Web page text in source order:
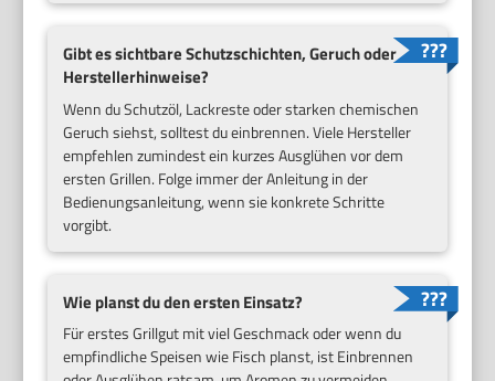
Gibt es sichtbare Schutzschichten, Geruch oder
Herstellerhinweise?
Wenn du Schutzöl, Lackreste oder starken chemischen
Geruch siehst, solltest du einbrennen. Viele Hersteller
empfehlen zumindest ein kurzes Ausglühen vor dem
ersten Grillen. Folge immer der Anleitung in der
Bedienungsanleitung, wenn sie konkrete Schritte
vorgibt.
Wie planst du den ersten Einsatz?
Für erstes Grillgut mit viel Geschmack oder wenn du
empfindliche Speisen wie Fisch planst, ist Einbrennen